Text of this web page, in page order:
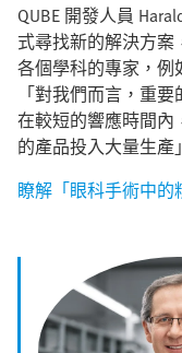
QUBE 開發人員
式尋找新的解決方案
各個學科的專家，例
「對我們而言，重
在較短的響應時間內
的產品投入大量生產
瞭解「眼科手術中的